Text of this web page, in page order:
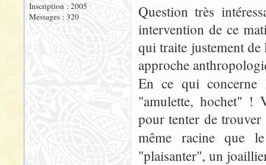
Inscription : 2005
Messages : 320
Question très
intervention de ce
qui traite justement
approche
En ce qui
"amulette, hochet" !
pour tenter de
même racine que
"plaisanter", un